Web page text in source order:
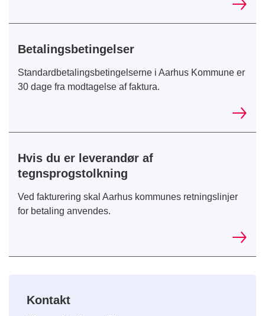
Betalingsbetingelser
Standardbetalingsbetingelserne i Aarhus Kommune er
30 dage fra modtagelse af faktura.
Hvis du er leverandør af
tegnsprogstolkning
Ved fakturering skal Aarhus kommunes retningslinjer
for betaling anvendes.
Kontakt